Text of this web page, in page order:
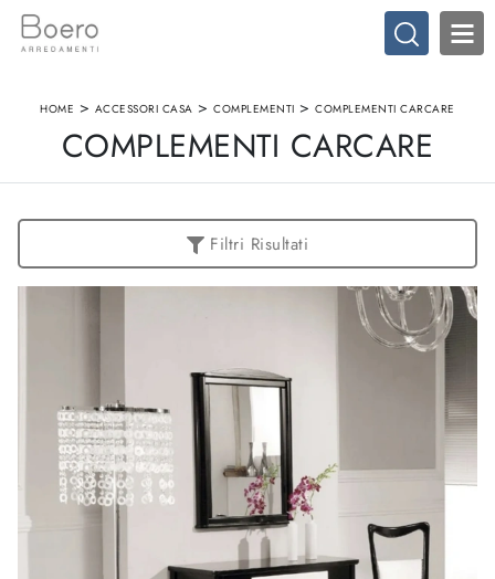
HOME > ACCESSORI CASA >COMPLEMENTI >COMPLEMENTI CARCARE
COMPLEMENTI CARCARE
Filtri Risultati